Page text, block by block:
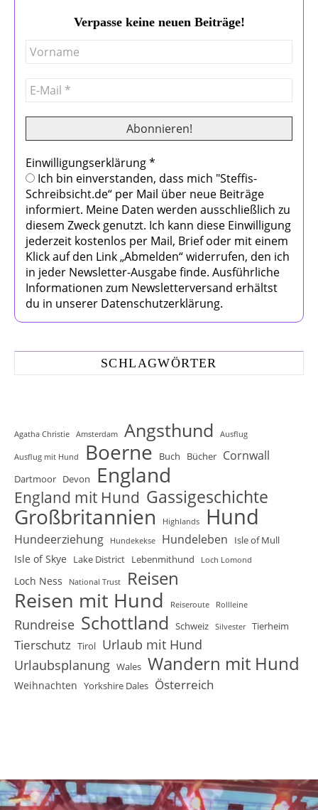
Verpasse keine neuen Beiträge!
Einwilligungserklärung*
Ich bin einverstanden, dass mich "Steffis-
Schreibsicht.de“ per Mail über neue Beiträge
informiert. Meine Daten werden ausschließlich zu
diesem Zweck genutzt. Ich kann diese Einwilligung
jederzeit kostenlos per Mail, Brief oder mit einem
Klick auf den Link „Abmelden“ widerrufen, den ich
in jeder Newsletter-Ausgabe finde. Ausführliche
Informationen zum Newsletterversand erhältst
du in unserer Datenschutzerklärung.
SCHLAGWÖRTER
Agatha Christie Amsterdam Angsthund Ausflug
Ausflug mit Hund Boerne Buch Bücher Cornwall
Dartmoor Devon England
England mit Hund Gassigeschichte
Großbritannien Highlands Hund
Hundeerziehung Hundekekse Hundeleben Isle of Mull
Isle of Skye Lake District Lebenmithund Loch Lomond
Loch Ness National Trust Reisen
Reisen mit Hund Reiseroute Rollleine
Rundreise Schottland Schweiz Silvester Tierheim
Tierschutz Tirol Urlaub mit Hund
Urlaubsplanung Wales Wandern mit Hund
Weihnachten Yorkshire Dales Österreich